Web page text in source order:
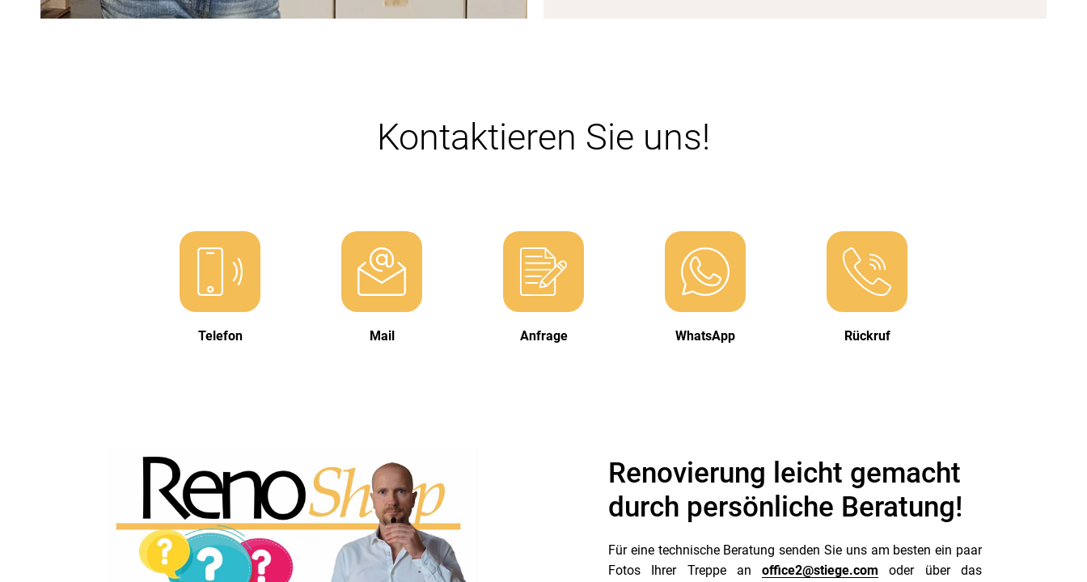
Kontaktieren Sie uns!
Telefon Mail Anfrage WhatsApp Rückruf
Renovierung leicht gemacht
durch persönliche Beratung!
Für eine technische Beratung senden Sie uns am besten ein paar
Fotos Ihrer Treppe anoffice2@stiege.com oder über das